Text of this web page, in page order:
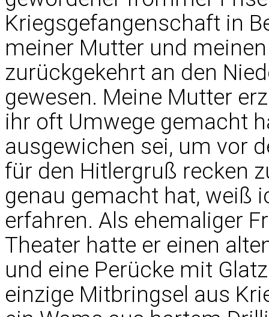
Kriegsgefangenschaft in
meiner Mutter und
zurückgekehrt an den
gewesen. Meine Mutter
ihr oft Umwege gemacht
ausgewichen sei, um vor
für den Hitlergruß recken
genau gemacht hat, weiß
erfahren. Als ehemaliger
Theater hatte er einen
und eine Perücke mit
einzige Mitbringsel aus